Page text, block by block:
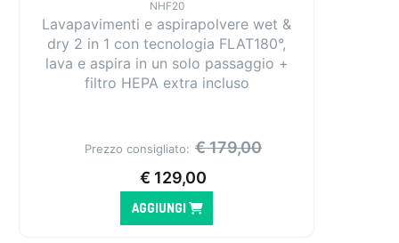
NHF20
Lavapavimenti e aspirapolvere wet &
dry 2 in 1 con tecnologia FLAT180°,
lava e aspira in un solo passaggio +
filtro HEPA extra incluso
Prezzo consigliato: €179,00
€ 129,00
AGGIUNGI